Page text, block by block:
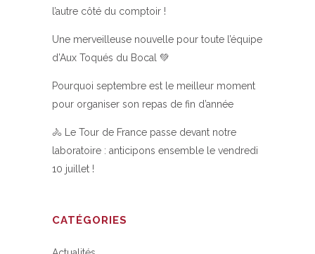
l’autre côté du comptoir !
Une merveilleuse nouvelle pour toute l’équipe
d’Aux Toqués du Bocal 💚
Pourquoi septembre est le meilleur moment
pour organiser son repas de fin d’année
🚴 Le Tour de France passe devant notre
laboratoire : anticipons ensemble le vendredi
10 juillet !
CATÉGORIES